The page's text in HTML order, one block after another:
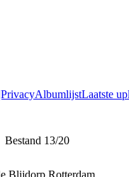
AlbumlijstLaatste
Bestand 13/20